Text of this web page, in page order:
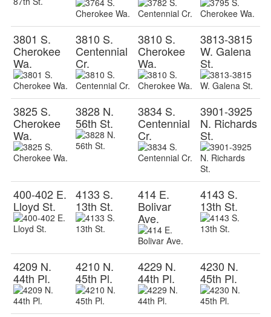
3801 S.
Cherokee
Wa.
3810 S.
Centennial
Cr.
3810 S.
Cherokee
Wa.
3813-3815
W. Galena
St.
3825 S.
Cherokee
Wa.
3828 N.
56th St.
3834 S.
Centennial
Cr.
3901-3925
N. Richards
St.
400-402 E.
Lloyd St.
4133 S.
13th St.
414 E.
Bolivar
Ave.
4143 S.
13th St.
4209 N.
44th Pl.
4210 N.
45th Pl.
4229 N.
44th Pl.
4230 N.
45th Pl.